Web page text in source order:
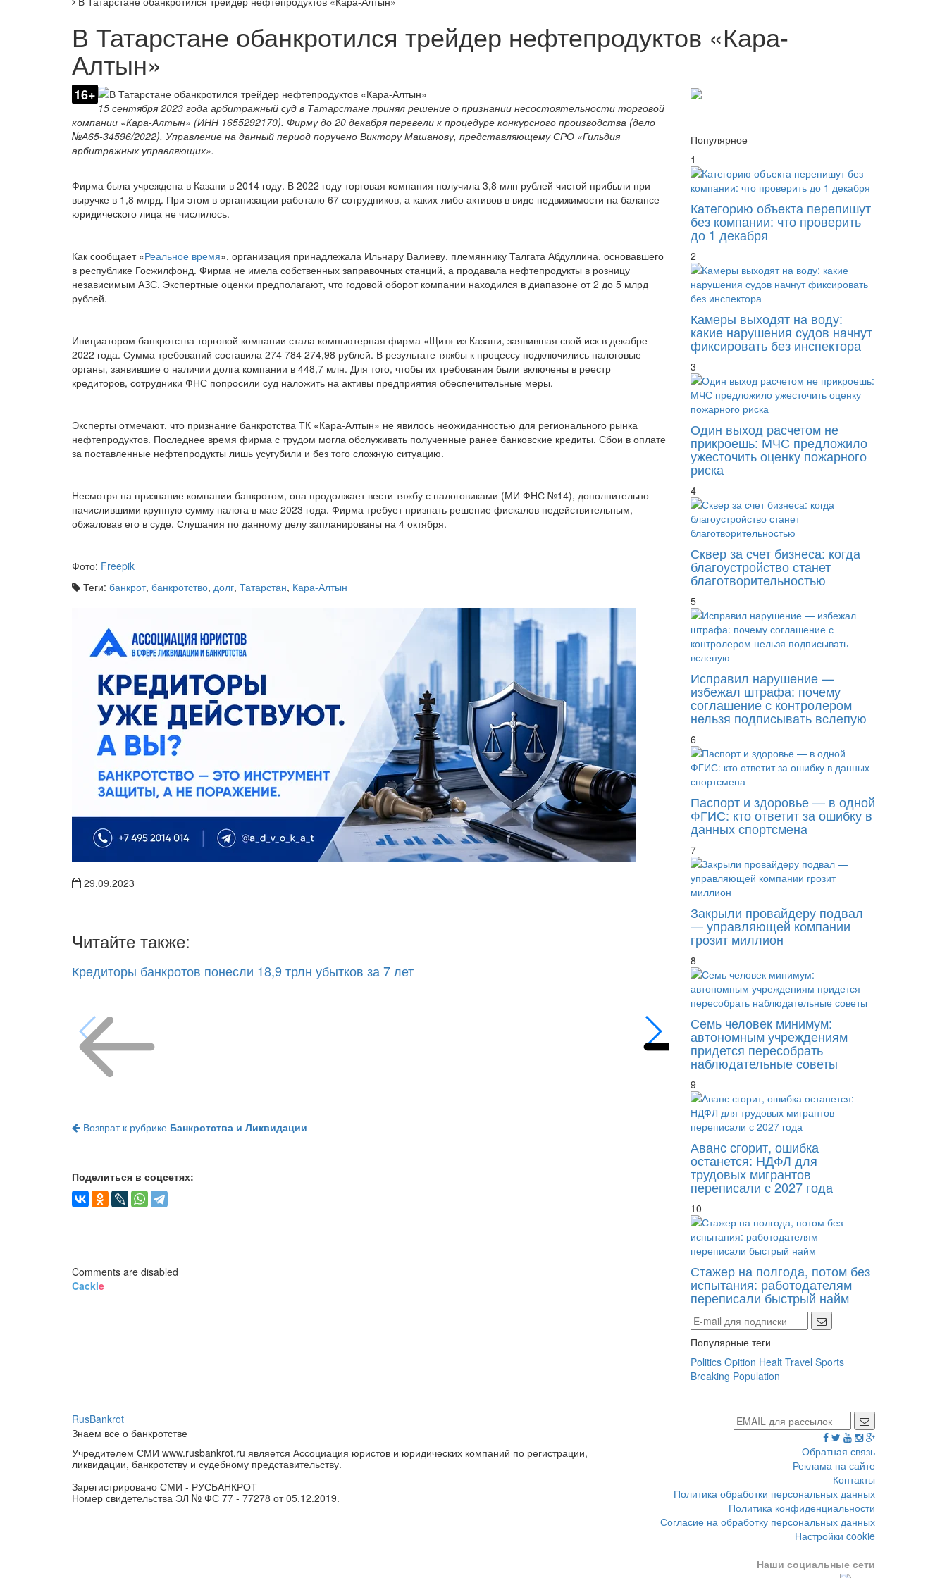
В Татарстане обанкротился трейдер нефтепродуктов «Кара-
Алтын»
16+
15 сентября 2023 года арбитражный суд в Татарстане принял решение о признании несостоятельности торговой
компании «Кара-Алтын» (ИНН 1655292170). Фирму до 20 декабря перевели к процедуре конкурсного производства (дело
№А65-34596/2022). Управление на данный период поручено Виктору Машанову, представляющему СРО «Гильдия
арбитражных управляющих».
Фирма была учреждена в Казани в 2014 году. В 2022 году торговая компания получила 3,8 млн рублей чистой прибыли при
выручке в 1,8 млрд. При этом в организации работало 67 сотрудников, а каких-либо активов в виде недвижимости на балансе
юридического лица не числилось.
Как сообщает «Реальное время», организация принадлежала Ильнару Валиеву, племяннику Талгата Абдуллина, основавшего
в республике Госжилфонд. Фирма не имела собственных заправочных станций, а продавала нефтепродукты в розницу
независимым АЗС. Экспертные оценки предполагают, что годовой оборот компании находился в диапазоне от 2 до 5 млрд
рублей.
Инициатором банкротства торговой компании стала компьютерная фирма «Щит» из Казани, заявившая свой иск в декабре
2022 года. Сумма требований составила 274 784 274,98 рублей. В результате тяжбы к процессу подключились налоговые
органы, заявившие о наличии долга компании в 448,7 млн. Для того, чтобы их требования были включены в реестр
кредиторов, сотрудники ФНС попросили суд наложить на активы предприятия обеспечительные меры.
Эксперты отмечают, что признание банкротства ТК «Кара-Алтын» не явилось неожиданностью для регионального рынка
нефтепродуктов. Последнее время фирма с трудом могла обслуживать полученные ранее банковские кредиты. Сбои в оплате
за поставленные нефтепродукты лишь усугубили и без того сложную ситуацию.
Несмотря на признание компании банкротом, она продолжает вести тяжбу с налоговиками (МИ ФНС №14), дополнительно
начислившими крупную сумму налога в мае 2023 года. Фирма требует признать решение фискалов недействительным,
обжаловав его в суде. Слушания по данному делу запланированы на 4 октября.
Фото: Freepik
Теги: банкрот, банкротство, долг, Татарстан, Кара-Алтын
29.09.2023
Читайте также:
Кредиторы банкротов понесли 18,9 трлн убытков за 7 лет Мировое соглашение не должно
Возврат к рубрике Банкротства и Ликвидации
Поделиться в соцсетях:
Comments are disabled
Cackle
Популярное
1
Категорию объекта перепишут
без компании: что проверить
до 1 декабря
2
Камеры выходят на воду:
какие нарушения судов начнут
фиксировать без инспектора
3
Один выход расчетом не
прикроешь: МЧС предложило
ужесточить оценку пожарного
риска
4
Сквер за счет бизнеса: когда
благоустройство станет
благотворительностью
5
Исправил нарушение —
избежал штрафа: почему
соглашение с контролером
нельзя подписывать вслепую
6
Паспорт и здоровье — в одной
ФГИС: кто ответит за ошибку в
данных спортсмена
7
Закрыли провайдеру подвал
— управляющей компании
грозит миллион
8
Семь человек минимум:
автономным учреждениям
придется пересобрать
наблюдательные советы
9
Аванс сгорит, ошибка
останется: НДФЛ для
трудовых мигрантов
переписали с 2027 года
10
Стажер на полгода, потом без
испытания: работодателям
переписали быстрый найм
Популярные теги
Politics Opition Healt Travel Sports
Breaking Population
RusBankrot
Знаем все о банкротстве
Учредителем СМИ www.rusbankrot.ru является Ассоциация юристов и юридических компаний по регистрации,
ликвидации, банкротству и судебному представительству.
Зарегистрировано СМИ - РУСБАНКРОТ
Номер свидетельства ЭЛ № ФС 77 - 77278 от 05.12.2019.
Обратная связь
Реклама на сайте
Контакты
Политика обработки персональных данных
Политика конфиденциальности
Согласие на обработку персональных данных
Настройки cookie
Наши социальные сети